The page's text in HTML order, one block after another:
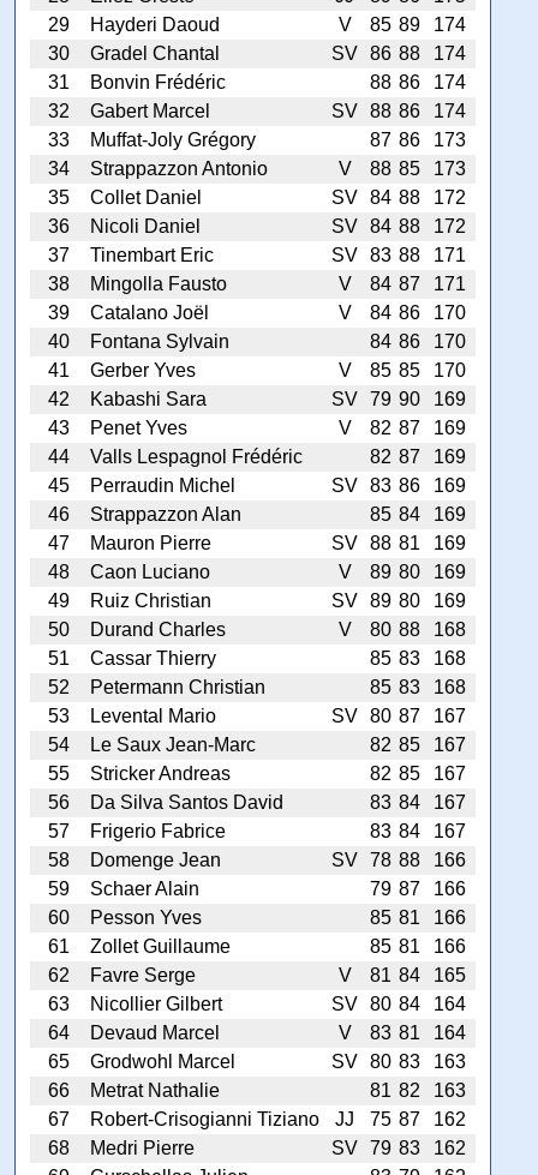
29
Hayderi Daoud V 85 89
174
30
Gradel Chantal SV 86 88
174
31
Bonvin Frédéric 88 86
174
32
Gabert Marcel SV 88 86
174
33
Muffat-Joly Grégory 87 86
173
34
Strappazzon Antonio V 88 85
173
35
Collet Daniel SV 84 88
172
36
Nicoli Daniel SV 84 88
172
37
Tinembart Eric SV 83 88
171
38
Mingolla Fausto V 84 87
171
39
Catalano Joël V 84 86
170
40
Fontana Sylvain 84 86
170
41
Gerber Yves V 85 85
170
42
Kabashi Sara SV 79 90
169
43
Penet Yves V 82 87
169
44
Valls Lespagnol Frédéric 82 87
169
45
Perraudin Michel SV 83 86
169
46
Strappazzon Alan 85 84
169
47
Mauron Pierre SV 88 81
169
48
Caon Luciano V 89 80
169
49
Ruiz Christian SV 89 80
169
50
Durand Charles V 80 88
168
51
Cassar Thierry 85 83
168
52
Petermann Christian 85 83
168
53
Levental Mario SV 80 87
167
54
Le Saux Jean-Marc 82 85
167
55
Stricker Andreas 82 85
167
56
Da Silva Santos David 83 84
167
57
Frigerio Fabrice 83 84
167
58
Domenge Jean SV 78 88
166
59
Schaer Alain 79 87
166
60
Pesson Yves 85 81
166
61
Zollet Guillaume 85 81
166
62
Favre Serge V 81 84
165
63
Nicollier Gilbert SV 80 84
164
64
Devaud Marcel V 83 81
164
65
Grodwohl Marcel SV 80 83
163
66
Metrat Nathalie 81 82
163
67
Robert-Crisogianni Tiziano JJ 75 87
162
68
Medri Pierre SV 79 83
162